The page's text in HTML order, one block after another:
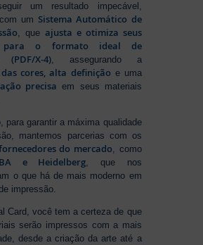
um resultado impecável,
um Sistema Automático de
, queajusta e otimiza seus
para o formato ideal de
X-4), assegurando a
cores, alta definição e uma
precisa em seus materiais
para garantir a máxima qualidade
mantemos parcerias com os
do mercado, como
e Heidelberg, que nos
o que há de mais moderno em
impressão.
Card, você tem a certeza de que
serão impressos com a mais
desde a criação da arte até a